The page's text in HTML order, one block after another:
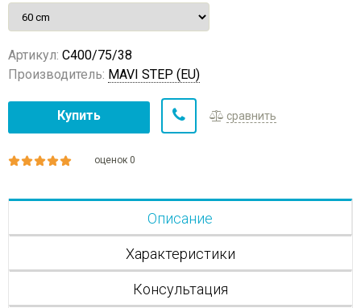
Артикул: C400/75/38
Производитель: MAVI STEP (EU)
Купить сравнить
оценок 0
Описание
Характеристики
Консультация